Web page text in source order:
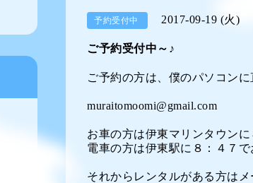
予約受付中 2017-09-19 (火)
ご予約受付中～♪
ご予約の方は、僕のパソコン
muraitomoomi@gmail.com
お車の方は伊東マリンタウンに
電車の方は伊東駅に８：４７で
それからレンタルがある方はメ